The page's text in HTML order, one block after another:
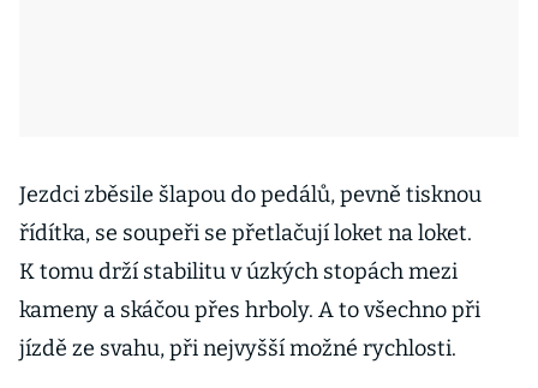
Jezdci zběsile šlapou do pedálů, pevně tisknou
řídítka, se soupeři se přetlačují loket na loket.
K tomu drží stabilitu v úzkých stopách mezi
kameny a skáčou přes hrboly. A to všechno při
jízdě ze svahu, při nejvyšší možné rychlosti.